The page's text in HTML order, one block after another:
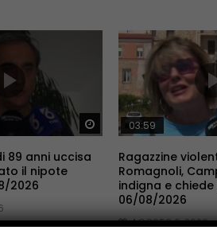
Guarda Dopo
89 anni uccisa
il nipote
2026
03:59
Ragazzine
Romagnoli,
indigna e
06/08/2026
AGOSTO 6, 2026